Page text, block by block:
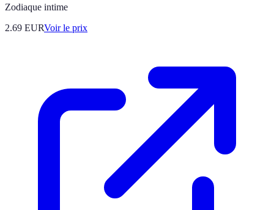
Zodiaque intime
2.69 EURVoir le prix